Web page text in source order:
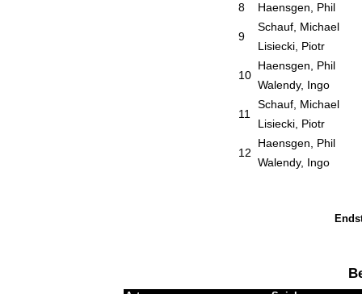
8
Haensgen, Phil
9
Schauf, Michael
Lisiecki, Piotr
10
Haensgen, Phil
Walendy, Ingo
11
Schauf, Michael
Lisiecki, Piotr
12
Haensgen, Phil
Walendy, Ingo